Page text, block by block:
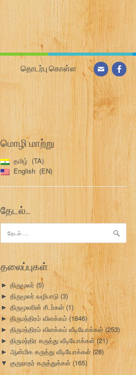
தொடர்பு கொள்ள
மொழி மாற்று
தமிழ்
TA
English
EN
தேடல்…
தேடு:
தலைப்புகள்
► திருமூலர் (5)
► திருமூலர் வழிபாடு (3)
► திருமூலரின் சீடர்கள் (1)
► திருமந்திரம் விளக்கம் (1846)
► திருமந்திரம் விளக்கம் வீடியோக்கள்(253)
► திருமந்திர கருத்து வீடியோக்கள்(21)
► ஆன்மிக கருத்து வீடியோக்கள் (28)
▼ குருநாதர் கருத்துக்கள் (165)